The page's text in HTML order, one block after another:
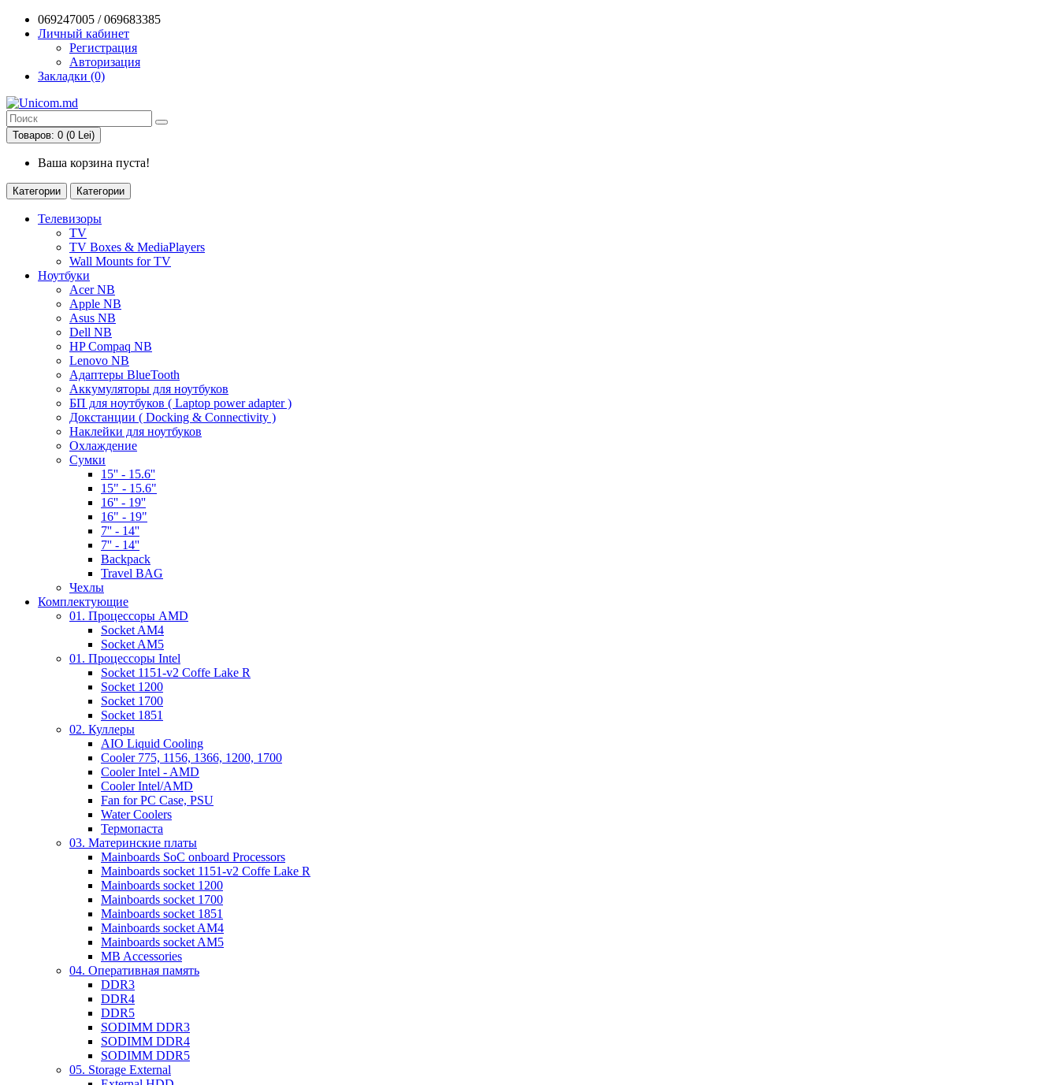
069247005 / 069683385
Личный кабинет
Регистрация
Авторизация
Закладки (0)
Товаров: 0 (0 Lei)
Ваша корзина пуста!
Категории Категории
Телевизоры
TV
TV Boxes & MediaPlayers
Wall Mounts for TV
Ноутбуки
Acer NB
Apple NB
Asus NB
Dell NB
HP Compaq NB
Lenovo NB
Адаптеры BlueTooth
Аккумуляторы для ноутбуков
БП для ноутбуков ( Laptop power adapter )
Докстанции ( Docking & Connectivity )
Наклейки для ноутбуков
Охлаждение
Сумки
15'' - 15.6''
15" - 15.6"
16'' - 19''
16" - 19"
7'' - 14''
7'' - 14''
Backpack
Travel BAG
Чехлы
Комплектующие
01. Процессоры AMD
Socket AM4
Socket AM5
01. Процессоры Intel
Socket 1151-v2 Coffe Lake R
Socket 1200
Socket 1700
Socket 1851
02. Куллеры
AIO Liquid Cooling
Cooler 775, 1156, 1366, 1200, 1700
Cooler Intel - AMD
Cooler Intel/AMD
Fan for PC Case, PSU
Water Coolers
Термопаста
03. Материнские платы
Mainboards SoC onboard Processors
Mainboards socket 1151-v2 Coffe Lake R
Mainboards socket 1200
Mainboards socket 1700
Mainboards socket 1851
Mainboards socket AM4
Mainboards socket AM5
MB Accessories
04. Оперативная память
DDR3
DDR4
DDR5
SODIMM DDR3
SODIMM DDR4
SODIMM DDR5
05. Storage External